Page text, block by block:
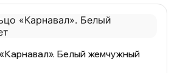
Белый жемчужный